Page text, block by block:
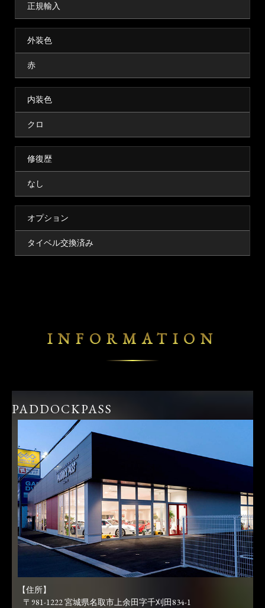
正規輸入
外装色
赤
内装色
クロ
修復歴
なし
オプション
タイベル交換済み
INFORMATION
PADDOCKPASS
【住所】
〒981-1222 宮城県名取市上余田字千刈田834-1